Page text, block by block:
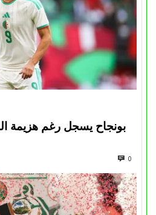
بونجاح يسجل رغم هزيمة
0